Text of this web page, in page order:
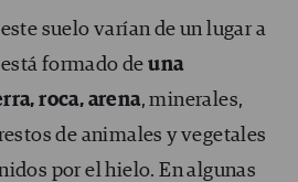
suelo varían de un lugar a
formado deuna
roca, arena, minerales,
de animales y vegetales
por el hielo. En algunas